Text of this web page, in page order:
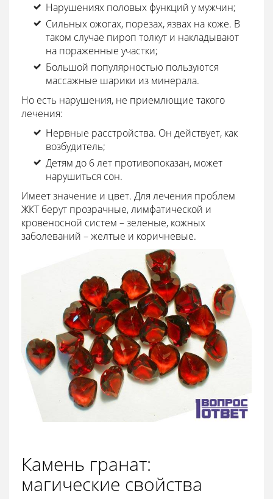
Нарушениях половых функций у мужчин;
Сильных ожогах, порезах, язвах на коже. В
таком случае пироп толкут и накладывают
на пораженные участки;
Большой популярностью пользуются
массажные шарики из минерала.
Но есть нарушения, не приемлющие такого
лечения:
Нервные расстройства. Он действует, как
возбудитель;
Детям до 6 лет противопоказан, может
нарушиться сон.
Имеет значение и цвет. Для лечения проблем
ЖКТ берут прозрачные, лимфатической и
кровеносной систем – зеленые, кожных
заболеваний – желтые и коричневые.
Камень гранат:
магические свойства